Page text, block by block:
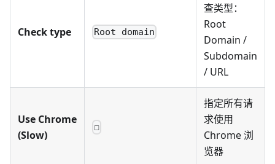
Check type Root domain
查类型：
Root
Domain /
Subdomain
/ URL
Use Chrome
(Slow)
☐
指定所有请
求使用
Chrome 浏
览器